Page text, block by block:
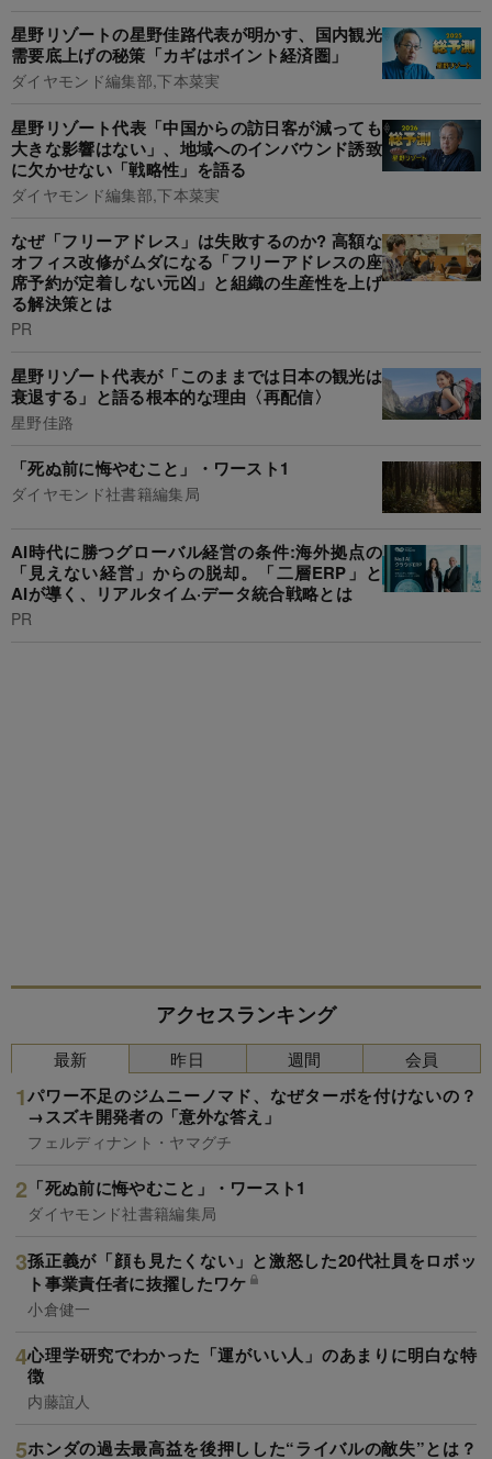
星野リゾートの星野佳路代表が明かす、国内観光
需要底上げの秘策「カギはポイント経済圏」
ダイヤモンド編集部,下本菜実
星野リゾート代表「中国からの訪日客が減っても
大きな影響はない」、地域へのインバウンド誘致
に欠かせない「戦略性」を語る
ダイヤモンド編集部,下本菜実
なぜ「フリーアドレス」は失敗するのか? 高額な
オフィス改修がムダになる「フリーアドレスの座
席予約が定着しない元凶」と組織の生産性を上げ
る解決策とは
PR
星野リゾート代表が「このままでは日本の観光は
衰退する」と語る根本的な理由〈再配信〉
星野佳路
「死ぬ前に悔やむこと」・ワースト1
ダイヤモンド社書籍編集局
AI時代に勝つグローバル経営の条件:海外拠点の
「見えない経営」からの脱却。「二層ERP」と
AIが導く、リアルタイム·データ統合戦略とは
PR
アクセスランキング
最新
パワー不足のジムニーノマド、なぜターボを付けないの？
→スズキ開発者の「意外な答え」
フェルディナント・ヤマグチ
「死ぬ前に悔やむこと」・ワースト1
ダイヤモンド社書籍編集局
孫正義が「顔も見たくない」と激怒した20代社員をロボッ
ト事業責任者に抜擢したワケ
小倉健一
心理学研究でわかった「運がいい人」のあまりに明白な特
徴
内藤誼人
ホンダの過去最高益を後押しした“ライバルの敵失”とは？
昨日 週間 会員